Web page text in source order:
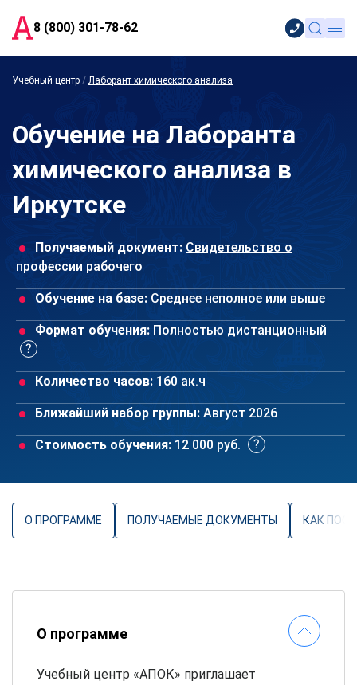
8 (800) 301-78-62
Учебный центр / Лаборант химического анализа
Обучение на Лаборанта
химического анализа в
Иркутске
Получаемый документ: Свидетельство о
профессии рабочего
Обучение на базе: Среднее неполное или выше
Формат обучения: Полностью дистанционный
Количество часов: 160 ак.ч
Ближайший набор группы: Август 2026
Стоимость обучения: 12 000 руб.
О ПРОГРАММЕ ПОЛУЧАЕМЫЕ ДОКУМЕНТЫ КАК
О программе
Учебный центр «АПОК» приглашает